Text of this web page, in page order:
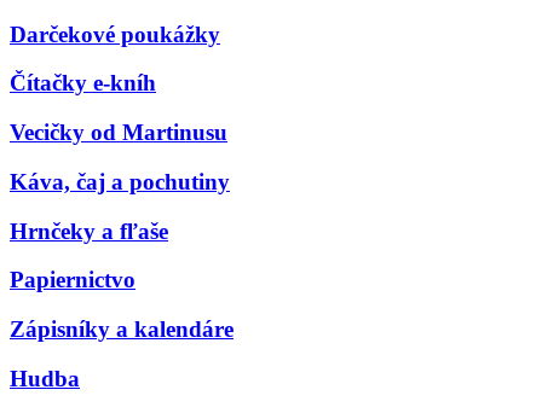
Darčekové poukážky
Čítačky e-kníh
Vecičky od Martinusu
Káva, čaj a pochutiny
Hrnčeky a fľaše
Papiernictvo
Zápisníky a kalendáre
Hudba